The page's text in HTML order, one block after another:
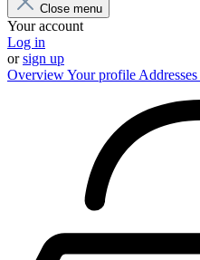
Close menu
Your account
Log in
orsign up
OverviewYour profile Addresses